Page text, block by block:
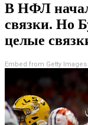
В НФЛ
связки. Но
целые
Embed from Getty Images